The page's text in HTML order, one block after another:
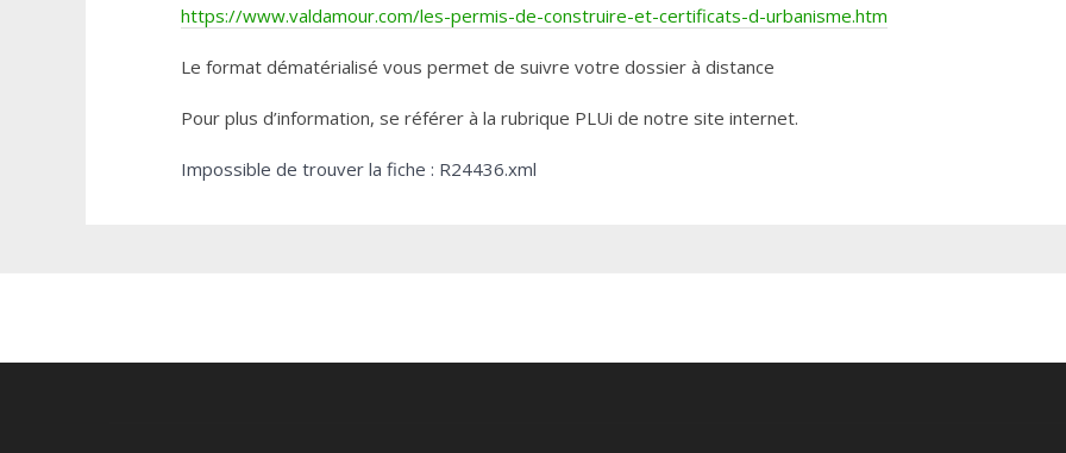
https://www.valdamour.com/les-permis-de-construire-et-certificats-d-urbanisme.htm
Le format dématérialisé vous permet de suivre votre dossier à distance
Pour plus d’information, se référer à la rubrique PLUi de notre site internet.
Impossible de trouver la fiche : R24436.xml